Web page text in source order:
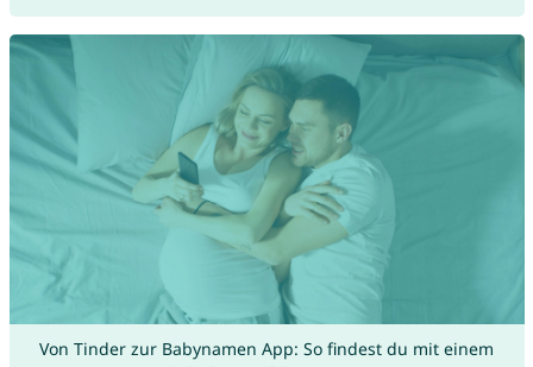
Von Tinder zur Babynamen App: So findest du mit einem